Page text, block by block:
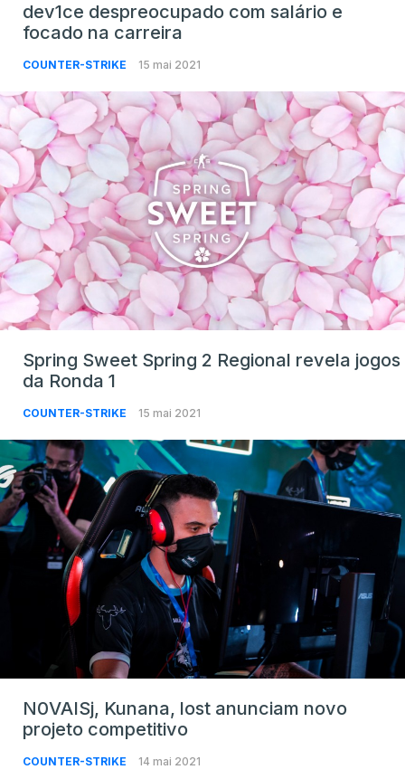
dev1ce despreocupado com salário e
focado na carreira
COUNTER-STRIKE 15 mai 2021
Spring Sweet Spring 2 Regional revela jogos
da Ronda 1
COUNTER-STRIKE 15 mai 2021
N0VAISj, Kunana, lost anunciam novo
projeto competitivo
COUNTER-STRIKE 14 mai 2021